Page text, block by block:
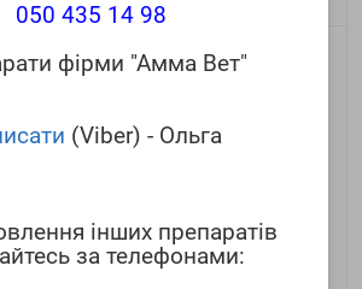
050 435 14 98
фірми "Амма Вет"
(Viber) - Ольга
інших препаратів
за телефонами: